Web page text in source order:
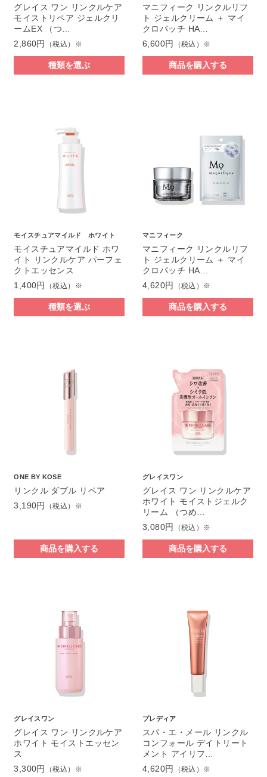
グレイス ワン リンクルケア
モイストリペア ジェルクリ
ームEX （つ…
2,860円
（税込）※
種類を選ぶ
マニフィーク リンクルリフ
ト ジェルクリーム ＋ マイ
クロパッチ HA…
6,600円
（税込）※
商品を購入する
モイスチュアマイルド ホワイト
モイスチュアマイルド ホワ
イト リンクルケア パーフェ
クトエッセンス
1,400円
（税込）※
種類を選ぶ
マニフィーク
マニフィーク リンクルリフ
ト ジェルクリーム ＋ マイ
クロパッチ HA…
4,620円
（税込）※
商品を購入する
ONE BY KOSE
リンクル ダブル リペア
3,190円
（税込）※
商品を購入する
グレイスワン
グレイス ワン リンクルケア
ホワイト モイストジェルク
リーム （つめ…
3,080円
（税込）※
商品を購入する
グレイスワン
グレイス ワン リンクルケア
ホワイト モイストエッセン
ス
3,300円
（税込）※
プレディア
スパ・エ・メール リンクル
コンフォール デイトリート
メント アイリフ…
4,620円
（税込）※